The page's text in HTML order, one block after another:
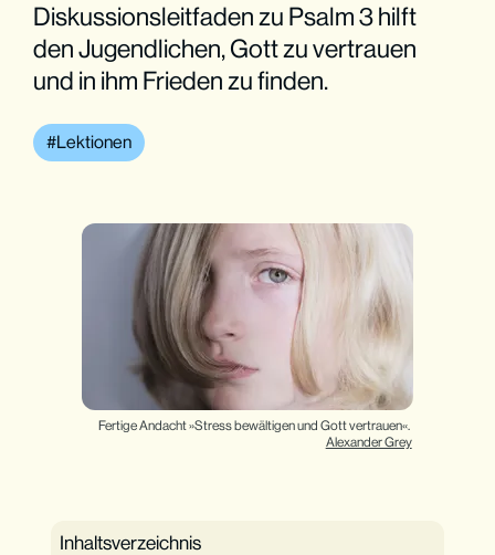
Diskussionsleitfaden zu Psalm 3 hilft
den Jugendlichen, Gott zu vertrauen
und in ihm Frieden zu finden.
Lektionen
Fertige Andacht »Stress bewältigen und Gott vertrauen«.
Alexander Grey
Inhaltsverzeichnis